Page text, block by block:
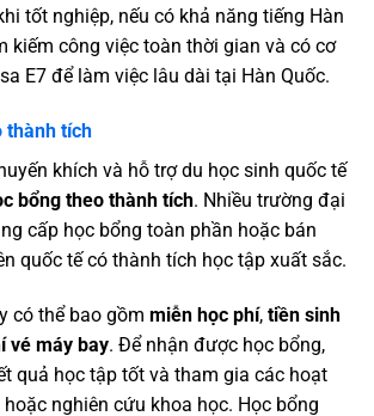
tốt nghiệp, nếu có khả năng tiếng Hàn
kiếm công việc toàn thời gian và có cơ
E7 để làm việc lâu dài tại Hàn Quốc.
thành tích
khích và hỗ trợ du học sinh quốc tế
bổng theo thành tích. Nhiều trường đại
cấp học bổng toàn phần hoặc bán
quốc tế có thành tích học tập xuất sắc.
có thể bao gồm miễn học phí, tiền sinh
vé máy bay. Để nhận được học bổng,
quả học tập tốt và tham gia các hoạt
nghiên cứu khoa học. Học bổng